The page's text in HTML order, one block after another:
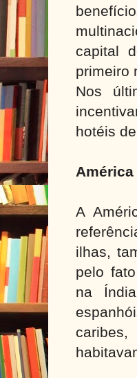
capital
primeiro
Nos
hotéis
A
ilhas,
pelo
na